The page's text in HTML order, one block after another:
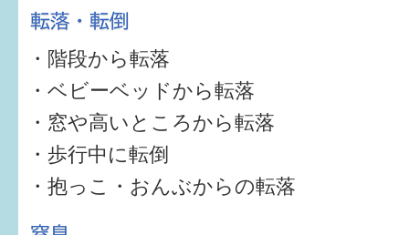
・階段から転落
・ベビーベッドから転落
・窓や高いところから転落
・歩行中に転倒
・抱っこ・おんぶからの転落
3か月〜6か月
6か月〜1歳
1歳〜3歳